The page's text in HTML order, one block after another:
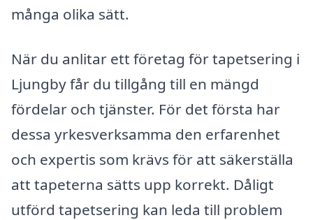
många olika sätt.
När du anlitar ett företag för tapetsering i
Ljungby får du tillgång till en mängd
fördelar och tjänster. För det första har
dessa yrkesverksamma den erfarenhet
och expertis som krävs för att säkerställa
att tapeterna sätts upp korrekt. Dåligt
utförd tapetsering kan leda till problem